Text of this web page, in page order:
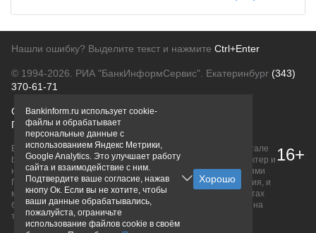
Нашли ошибку? Выделите текст и нажмите Ctrl+Enter
© 1994-2026. РИА "БанкИнформСервис". Екатеринбург (343)
370-61-71
О проектеПолитика конфиденциальности
Правовая информацияДля рекламодателей
Вся информация о продуктах банков, размещенная на портале
bankinform.ru, носит исключительно ознакомительный характер и
не является публичной офертой, определяемой положениями
ГК РФ. Информация не содержит точного и полного описания, и
может быть изменена. Конечные условия уточняйте на сайтах
банков или при личном обращении. Исключительное право на
товарные знаки принадлежит их правообладателям.
16+
Bankinform.ru использует cookie-
файлы и обрабатывает
персональные данные с
использованием Яндекс Метрики,
Google Analytics. Это улучшает работу
сайта и взаимодействие с ним.
Подтвердите ваше согласие, нажав
кнопу Ок. Если вы не хотите, чтобы
ваши данные обрабатывались,
пожалуйста, ограничьте
использование файлов cookie в своём